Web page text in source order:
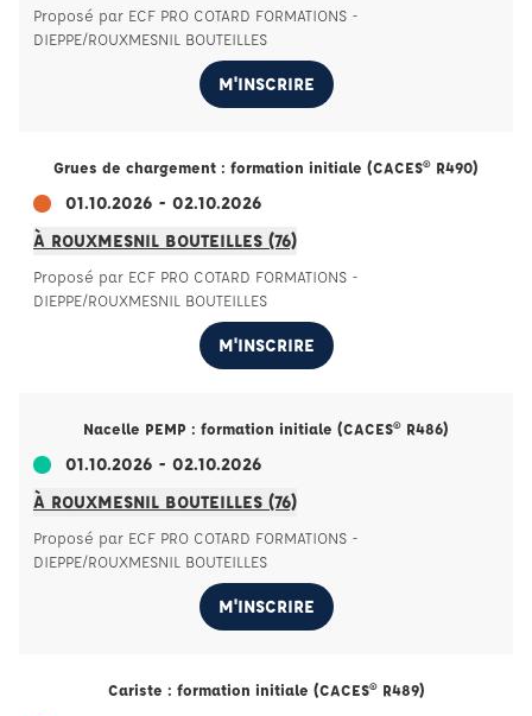
Proposé par ECF PRO COTARD FORMATIONS -
DIEPPE/ROUXMESNIL BOUTEILLES
M'INSCRIRE
Grues de chargement : formation initiale (CACES® R490)
01.10.2026 - 02.10.2026
À ROUXMESNIL BOUTEILLES (76)
Proposé par ECF PRO COTARD FORMATIONS -
DIEPPE/ROUXMESNIL BOUTEILLES
M'INSCRIRE
Nacelle PEMP : formation initiale (CACES® R486)
01.10.2026 - 02.10.2026
À ROUXMESNIL BOUTEILLES (76)
Proposé par ECF PRO COTARD FORMATIONS -
DIEPPE/ROUXMESNIL BOUTEILLES
M'INSCRIRE
Cariste : formation initiale (CACES® R489)